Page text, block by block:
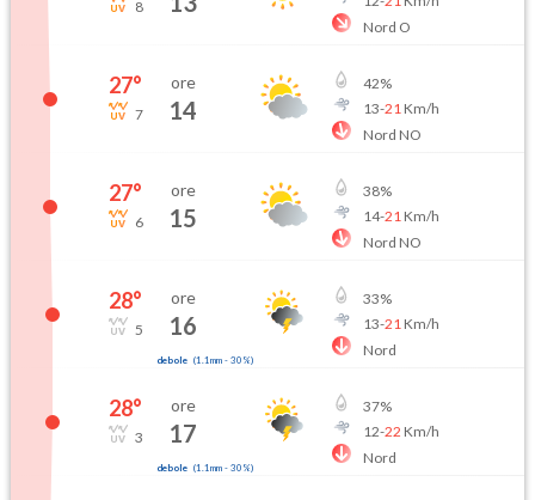
8
Nord O
27°
7
ore
14
42%
13-21Km/h
Nord NO
27°
6
ore
15
38%
14-21Km/h
Nord NO
28°
5
ore
16
debole (1.1mm- 30 %)
33%
13-21Km/h
Nord
28°
3
ore
17
debole (1.1mm- 30 %)
37%
12-22 Km/h
Nord